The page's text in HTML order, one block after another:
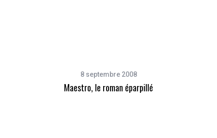
8 septembre 2008
Maestro, le roman éparpillé